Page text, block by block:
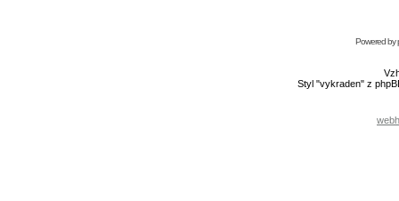
Powered by
Styl "vykraden" z